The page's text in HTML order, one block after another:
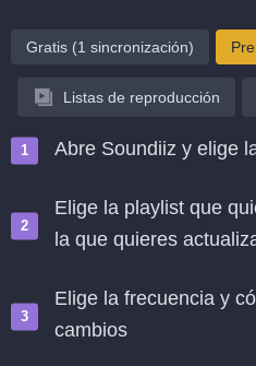
Gratis (1 sincronización)
Listas de reproducción
Abre Soundiiz y elige
Elige la playlist que
la que quieres
Elige la frecuencia y
cambios